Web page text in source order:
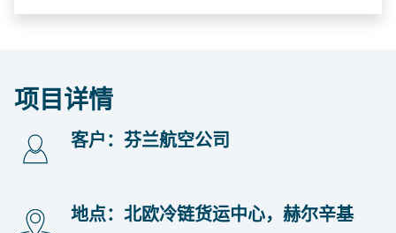
项目详情
客户：芬兰航空公司
地点：北欧冷链货运中心，赫尔辛基